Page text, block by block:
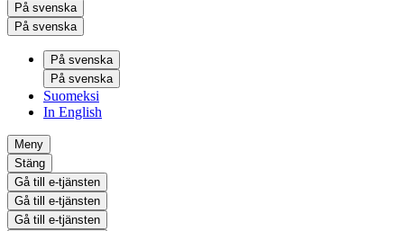
På svenska
På svenska
På svenska
På svenska
Suomeksi
In English
Meny
Stäng
Gå till e-tjänsten
Gå till e-tjänsten
Gå till e-tjänsten